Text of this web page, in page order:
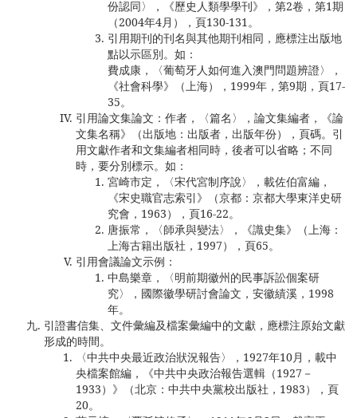
份認同〉，《歷史人類學學刊》，第2卷，第1期
（2004年4月），頁130-131。
引用期刊的刊名與其他期刊相同，應標注出版地
點以示區別。如：
費成康，〈葡萄牙人如何進入澳門問題辨證〉，
《社會科學》（上海），1999年，第9期，頁17-
35。
引用論文集論文：作者，〈篇名〉，論文集編者，《論
文集名稱》（出版地：出版者，出版年份），頁碼。引
用文獻作者和文集編者相同時，後者可以省略；不同
時，要分別標示。如：
宮崎市定，〈宋代宮制序說〉，載佐伯富編，
《宋史職官志索引》（京都：京都大學東洋史研
究會，1963），頁16-22。
唐振常，〈師承與變法〉，《識史集》（上海：
上海古籍出版社，1997），頁65。
引用會議論文示例：
中島樂章，〈明前期徽州的民事訴訟個案研
究〉，國際徽學研討會論文，安徽績溪，1998
年。
引證書信集、文件彙編及檔案彙編中的文獻，應標注原始文獻
形成的時間。
〈中共中央最近政治狀況報告〉，1927年10月，載中
央檔案館編，《中共中央政治報告選輯（1927－
1933）》（北京：中共中央黨校出版社，1983），頁
20。